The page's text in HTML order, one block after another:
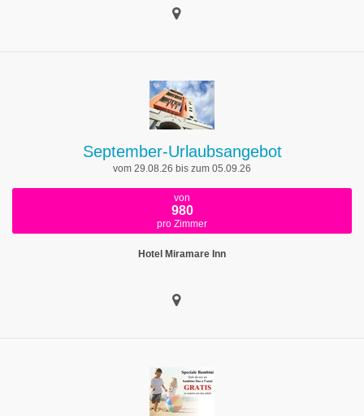
September-Urlaubsangebot
vom 29.08.26 bis zum 05.09.26
von
980
pro Zimmer
Hotel Miramare Inn